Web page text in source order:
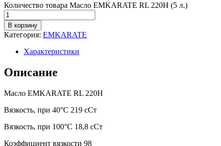
Количество товара Масло EMKARATE RL 220H (5 л.)
В корзину
Категория: EMKARATE
Характеристики
Описание
Масло EMKARATE RL 220H
Вязкость, при 40°C 219 сСт
Вязкость, при 100°C 18,8 сСт
Коэффициент вязкости 98